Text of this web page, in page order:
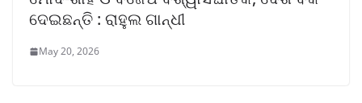
ଦେଇଛନ୍ତି : ରାହୁଲ ଗାନ୍ଧୀ
May 20, 2026